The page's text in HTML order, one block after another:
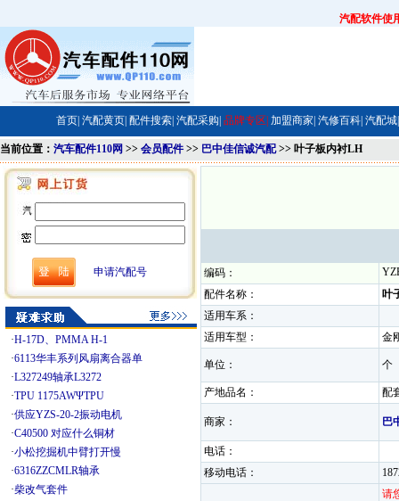
汽配软件使
首页| 汽配黄页| 配件搜索| 汽配采购| 品牌专区| 加盟商家| 汽修百科| 汽配城|
当前位置： 汽车配件110网 >> 会员配件 >> 巴中佳信诚汽配>> 叶子板内衬LH
申请汽配号
·H-17D、PMMA H-1
·6113华丰系列风扇离合器单
·L327249轴承L3272
·TPU 1175AWΨTPU
·供应YZS-20-2振动电机
·C40500 对应什么铜材
·小松挖掘机中臂打开慢
·6316ZZCMLR轴承
·柴改气套件
编码：
配件名称：
叶
适用车系：
适用车型：
单位：
产地品名：
商家： 巴
电话：
移动电话：
请